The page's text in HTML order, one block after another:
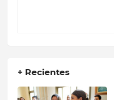
+ Recientes